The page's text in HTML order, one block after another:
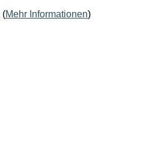
(Mehr Informationen)